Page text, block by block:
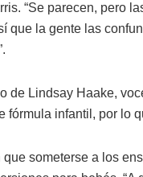
“Se parecen, pero
que la gente las
de Lindsay Haake,
fórmula infantil, por lo
someterse a los